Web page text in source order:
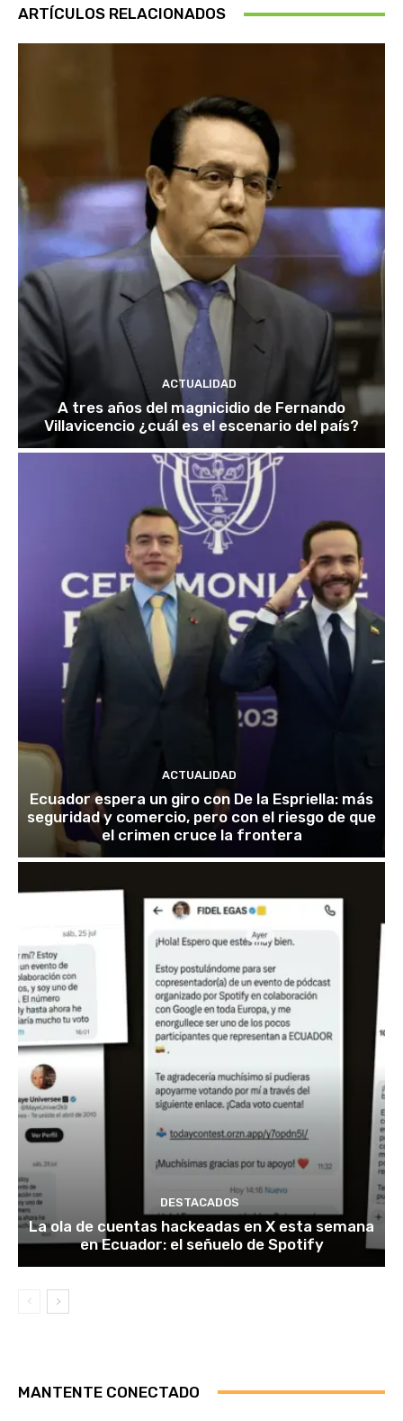
ARTÍCULOS RELACIONADOS
ACTUALIDAD
A tres años del magnicidio de Fernando
Villavicencio ¿cuál es el escenario del país?
ACTUALIDAD
Ecuador espera un giro con De la Espriella: más
seguridad y comercio, pero con el riesgo de que
el crimen cruce la frontera
DESTACADOS
La ola de cuentas hackeadas en X esta semana
en Ecuador: el señuelo de Spotify
MANTENTE CONECTADO